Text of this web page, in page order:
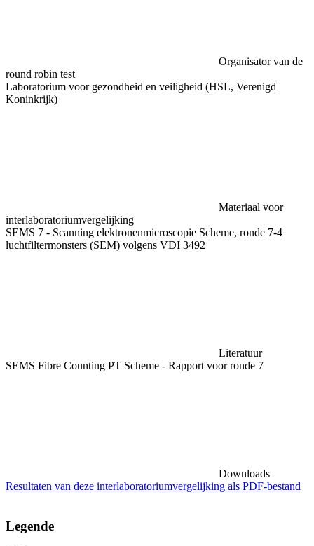
Organisator van de
round robin test
Laboratorium voor gezondheid en veiligheid (HSL, Verenigd
Koninkrijk)
Materiaal voor
interlaboratoriumvergelijking
SEMS 7 - Scanning elektronenmicroscopie Scheme, ronde 7-4
luchtfiltermonsters (SEM) volgens VDI 3492
Literatuur
SEMS Fibre Counting PT Scheme - Rapport voor ronde 7
Downloads
Resultaten van deze interlaboratoriumvergelijking als PDF-bestand
Legende